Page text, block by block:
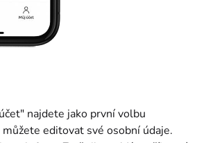
najdete jako první volbu
editovat své osobní údaje.